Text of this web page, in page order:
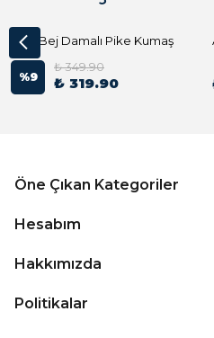
Açık Bej Damalı Pike Kumaş
%9
₺ 349.90
₺ 319.90
Öne Çıkan Kategoriler
Hesabım
Hakkımızda
Politikalar